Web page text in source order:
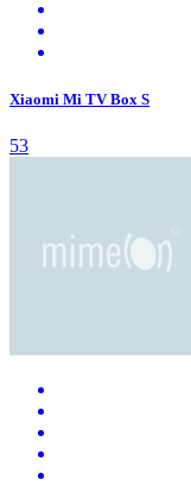
Xiaomi Mi TV Box S
53